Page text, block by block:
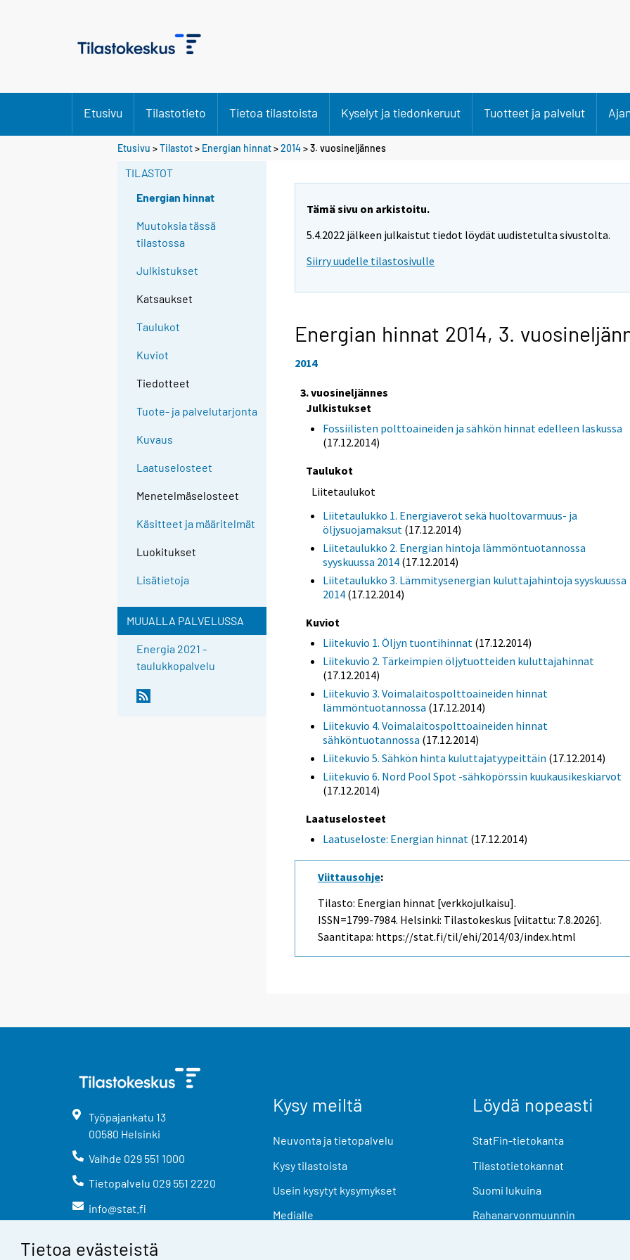
Tietoa evästeistä
Etusivu Tilastotieto Tietoa tilastoista Kyselyt ja tiedonkeruut Tuotteet ja palvelut
Etusivu >Tilastot> Energian hinnat>2014>3. vuosineljännes
TILASTOT
Energian hinnat
Muutoksia tässä
tilastossa
Julkistukset
Katsaukset
Taulukot
Kuviot
Tiedotteet
Tuote- ja palvelutarjonta
Kuvaus
Laatuselosteet
Menetelmäselosteet
Käsitteet ja määritelmät
Luokitukset
Lisätietoja
MUUALLA PALVELUSSA
Energia 2021 -
taulukkopalvelu
Tämä sivu on arkistoitu.
5.4.2022 jälkeen julkaistut tiedot löydät uudistetulta sivustolta.
Siirry uudelle tilastosivulle
Energian hinnat 2014, 3.
2014
3. vuosineljännes
Julkistukset
Fossiilisten polttoaineiden ja sähkön hinnat edelleen laskussa
(17.12.2014)
Taulukot
Liitetaulukot
Liitetaulukko 1. Energiaverot sekä huoltovarmuus- ja
öljysuojamaksut (17.12.2014)
Liitetaulukko 2. Energian hintoja lämmöntuotannossa
syyskuussa 2014 (17.12.2014)
Liitetaulukko 3. Lämmitysenergian kuluttajahintoja syyskuussa
2014 (17.12.2014)
Kuviot
Liitekuvio 1. Öljyn tuontihinnat (17.12.2014)
Liitekuvio 2. Tärkeimpien öljytuotteiden kuluttajahinnat
(17.12.2014)
Liitekuvio 3. Voimalaitospolttoaineiden hinnat
lämmöntuotannossa (17.12.2014)
Liitekuvio 4. Voimalaitospolttoaineiden hinnat
sähköntuotannossa (17.12.2014)
Liitekuvio 5. Sähkön hinta kuluttajatyypeittäin (17.12.2014)
Liitekuvio 6. Nord Pool Spot -sähköpörssin kuukausikeskiarvot
(17.12.2014)
Laatuselosteet
Laatuseloste: Energian hinnat (17.12.2014)
Viittausohje:
Tilasto: Energian hinnat [verkkojulkaisu].
ISSN=1799-7984. Helsinki: Tilastokeskus [viitattu: 7.8.2026].
Saantitapa: https://stat.fi/til/ehi/2014/03/index.html
Työpajankatu 13
00580 Helsinki
Vaihde 029 551 1000
Tietopalvelu 029 551 2220
info@stat.fi
Kysy meiltä
Neuvonta ja tietopalvelu
Kysy tilastoista
Usein kysytyt kysymykset
Medialle
Löydä nopeasti
StatFin-tietokanta
Tilastotietokannat
Suomi lukuina
Rahanarvonmuunnin